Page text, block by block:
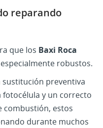
reparando
que los Baxi Roca
robustos.
sustitución preventiva
fotocélula y un correcto
combustión, estos
durante muchos